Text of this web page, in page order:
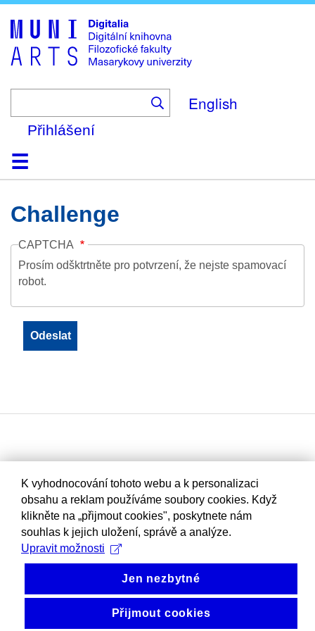
to
main
content
English
Přihlášení
DomůKolekce
Prohlížení
Vyhledávání
O platformě
Nápověda
KontaktDigitalia
Challenge
CAPTCHA
Prosím odšktrtněte pro potvrzení, že nejste spamovací
robot.
K vyhodnocování tohoto webu a k personalizaci
obsahu a reklam používáme soubory cookies. Když
klikněte na „přijmout cookies", poskytnete nám
souhlas k jejich uložení, správě a analýze.
Upravit možnosti
Jen nezbytné
Přijmout cookies